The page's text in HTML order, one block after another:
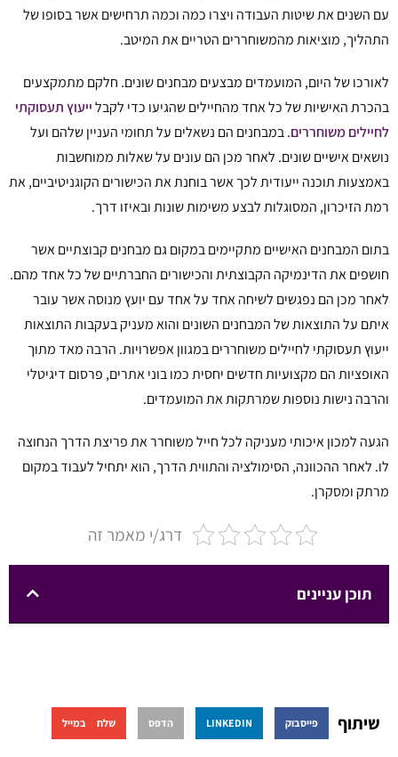
עם השנים את שיטות העבודה ויצרו כמה וכמה תרחישים אשר בסופו של
התהליך, מוציאות מהמשוחררים הטריים את המיטב.
לאורכו של היום, המועמדים מבצעים מבחנים שונים. חלקם מתמקצעים
בהכרת האישיות של כל אחד מהחיילים שהגיעו כדי לקבלייעוץ תעסוקתי
לחיילים משוחררים. במבחנים הם נשאלים על תחומי העניין שלהם ועל
נושאים אישיים שונים. לאחר מכן הם עונים על שאלות ממוחשבות
באמצעות תוכנה ייעודית לכך אשר בוחנת את הכישורים הקוגניטיביים, את
רמת הזיכרון, המסוגלות לבצע משימות שונות ובאיזו דרך.
בתום המבחנים האישיים מתקיימים במקום גם מבחנים קבוצתיים אשר
חושפים את הדינמיקה הקבוצתית והכישורים החברתיים של כל אחד מהם.
לאחר מכן הם נפגשים לשיחה אחד על אחד עם יועץ מנוסה אשר עובר
איתם על התוצאות של המבחנים השונים והוא מעניק בעקבות התוצאות
ייעוץ תעסוקתי לחיילים משוחררים במגוון אפשרויות. הרבה מאד מתוך
האופציות הם מקצועיות חדשים יחסית כמו בוני אתרים, פרסום דיגיטלי
והרבה נישות נוספות שמרתקות את המועמדים.
הגעה למכון איכותי מעניקה לכל חייל משוחרר את פריצת הדרך הנחוצה
לו. לאחר ההכוונה, הסימולציה והתווית הדרך, הוא יתחיל לעבוד במקום
מרתק ומסקרן.
דרג/י מאמר זה
תוכן עניינים
שיתוף פייסבוק LINKEDIN הדפס שלח במייל